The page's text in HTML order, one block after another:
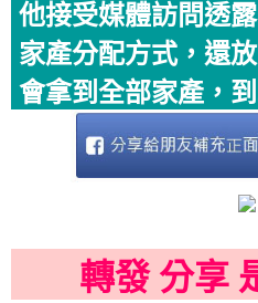
他接受媒體訪問透
家產分配方式，還
會拿到全部家產，
轉發 分享